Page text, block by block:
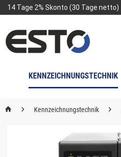
14 Tage 2% Skonto (30 Tage netto)
KENNZEICHNUNGSTECHNIK
Kennzeichnungstechnik